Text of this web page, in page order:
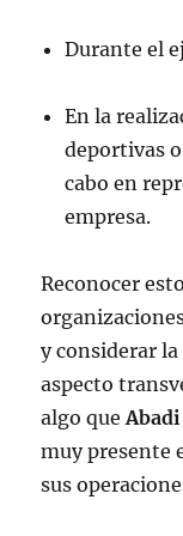
Durante el
En la
deportivas
cabo en
empresa.
Reconocer
y considerar
aspecto
algo que
muy presente
sus